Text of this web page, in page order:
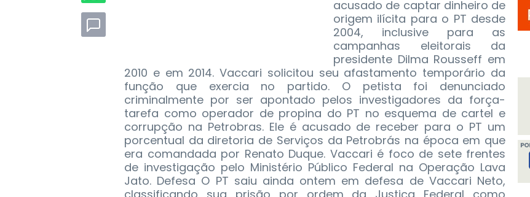
acusado de captar dinheiro de
origem ilícita para o PT desde
2004, inclusive para as
campanhas eleitorais da
presidente Dilma Rousseff em
2010 e em 2014. Vaccari solicitou seu afastamento temporário da
função que exercia no partido. O petista foi denunciado
criminalmente por ser apontado pelos investigadores da força-
tarefa como operador de propina do PT no esquema de cartel e
corrupção na Petrobras. Ele é acusado de receber para o PT um
porcentual da diretoria de Serviços da Petrobrás na época em que
era comandada por Renato Duque. Vaccari é foco de sete frentes
de investigação pelo Ministério Público Federal na Operação Lava
Jato. Defesa O PT saiu ainda ontem em defesa de Vaccari Neto,